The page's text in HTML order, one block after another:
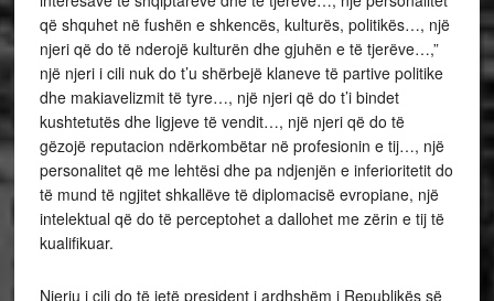
që shquhet në fushën e shkencës, kulturës, politikës…, një
njeri që do të nderojë kulturën dhe gjuhën e të tjerëve…,”
një njeri i cili nuk do t’u shërbejë klaneve të partive politike
dhe makiavelizmit të tyre…, një njeri që do t’i bindet
kushtetutës dhe ligjeve të vendit…, një njeri që do të
gëzojë reputacion ndërkombëtar në profesionin e tij…, një
personalitet që me lehtësi dhe pa ndjenjën e inferioritetit do
të mund të ngjitet shkallëve të diplomacisë evropiane, një
intelektual që do të perceptohet a dallohet me zërin e tij të
kualifikuar.
Njeriu i cili do të jetë president i ardhshëm i Republikës së